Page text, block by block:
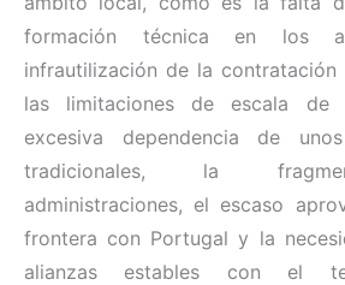
formación técnica en los
infrautilización de la contratación
las limitaciones de escala de
excesiva dependencia de
tradicionales, la
administraciones, el escaso
frontera con Portugal y la
alianzas estables con el